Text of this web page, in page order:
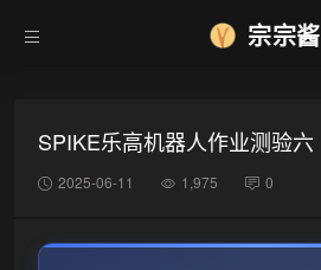
宗宗酱
SPIKE乐高机器人作业测验六
2025-06-11 1,975 0